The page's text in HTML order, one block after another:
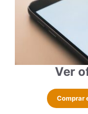
Ver
Comprar